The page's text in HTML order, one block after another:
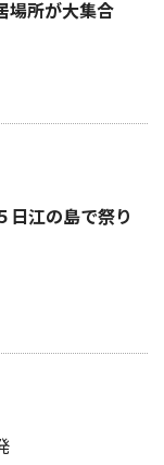
場所が大集合
江の島で祭り